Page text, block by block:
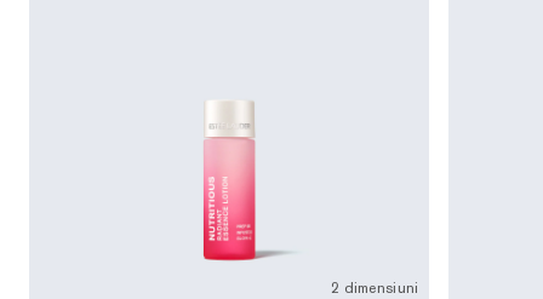
2 dimensiuni